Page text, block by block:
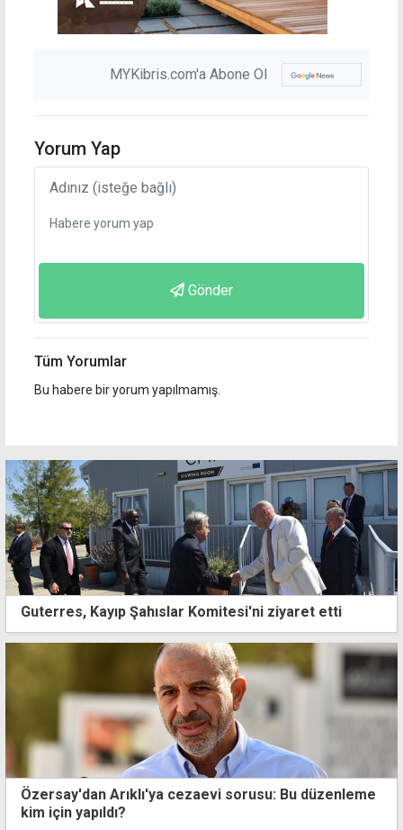
MYKibris.com'a Abone Ol
Yorum Yap
Gönder
Tüm Yorumlar
Bu habere bir yorum yapılmamış.
Guterres, Kayıp Şahıslar Komitesi'ni ziyaret etti
Özersay'dan Arıklı'ya cezaevi sorusu: Bu düzenleme
kim için yapıldı?